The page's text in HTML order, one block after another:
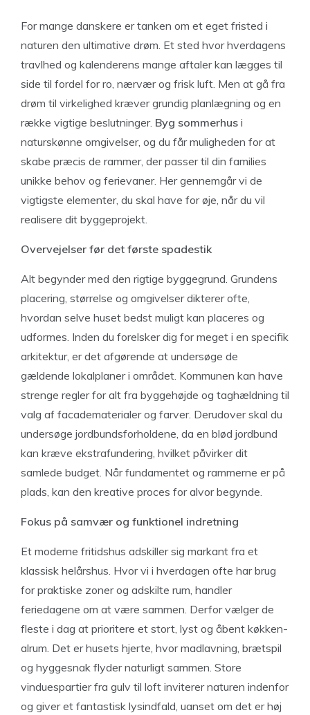
For mange danskere er tanken om et eget fristed i
naturen den ultimative drøm. Et sted hvor hverdagens
travlhed og kalenderens mange aftaler kan lægges til
side til fordel for ro, nærvær og frisk luft. Men at gå fra
drøm til virkelighed kræver grundig planlægning og en
række vigtige beslutninger. Byg sommerhus i
naturskønne omgivelser, og du får muligheden for at
skabe præcis de rammer, der passer til din families
unikke behov og ferievaner. Her gennemgår vi de
vigtigste elementer, du skal have for øje, når du vil
realisere dit byggeprojekt.
Overvejelser før det første spadestik
Alt begynder med den rigtige byggegrund. Grundens
placering, størrelse og omgivelser dikterer ofte,
hvordan selve huset bedst muligt kan placeres og
udformes. Inden du forelsker dig for meget i en specifik
arkitektur, er det afgørende at undersøge de
gældende lokalplaner i området. Kommunen kan have
strenge regler for alt fra byggehøjde og taghældning til
valg af facadematerialer og farver. Derudover skal du
undersøge jordbundsforholdene, da en blød jordbund
kan kræve ekstrafundering, hvilket påvirker dit
samlede budget. Når fundamentet og rammerne er på
plads, kan den kreative proces for alvor begynde.
Fokus på samvær og funktionel indretning
Et moderne fritidshus adskiller sig markant fra et
klassisk helårshus. Hvor vi i hverdagen ofte har brug
for praktiske zoner og adskilte rum, handler
feriedagene om at være sammen. Derfor vælger de
fleste i dag at prioritere et stort, lyst og åbent køkken-
alrum. Det er husets hjerte, hvor madlavning, brætspil
og hyggesnak flyder naturligt sammen. Store
vinduespartier fra gulv til loft inviterer naturen indenfor
og giver et fantastisk lysindfald, uanset om det er høj